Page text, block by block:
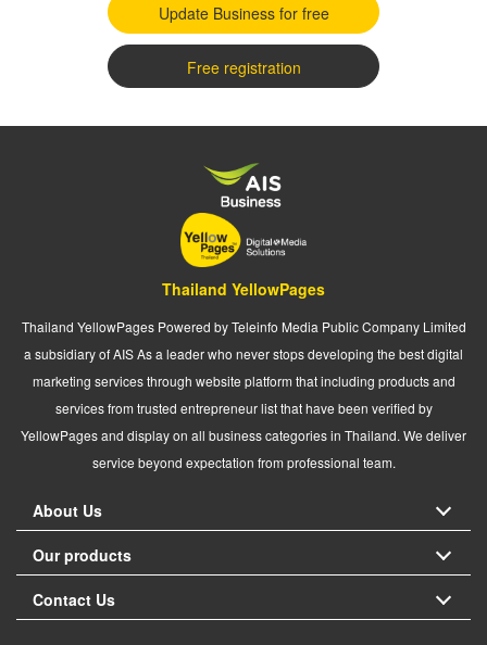
Update Business for free
Free registration
Thailand YellowPages
Thailand YellowPages Powered by Teleinfo Media Public Company Limited
a subsidiary of AIS As a leader who never stops developing the best digital
marketing services through website platform that including products and
services from trusted entrepreneur list that have been verified by
YellowPages and display on all business categories in Thailand. We deliver
service beyond expectation from professional team.
About Us
Our products
Contact Us